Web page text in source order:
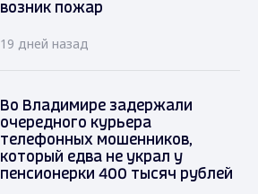
возник пожар
19 дней назад
Во Владимире задержали
очередного курьера
телефонных мошенников,
который едва не украл у
пенсионерки 400 тысяч рублей